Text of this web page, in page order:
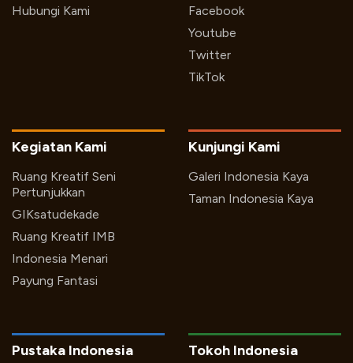
Hubungi Kami
Facebook
Youtube
Twitter
TikTok
Kegiatan Kami
Ruang Kreatif Seni
Pertunjukkan
GIKsatudekade
Ruang Kreatif IMB
Indonesia Menari
Payung Fantasi
Kunjungi Kami
Galeri Indonesia Kaya
Taman Indonesia Kaya
Pustaka Indonesia Tokoh Indonesia